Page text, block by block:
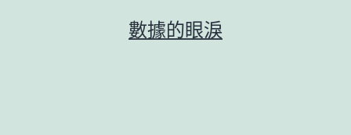
數據的眼淚